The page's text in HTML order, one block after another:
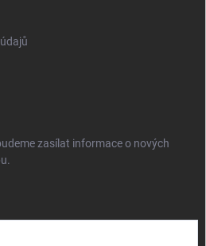
zasílat informace o nových